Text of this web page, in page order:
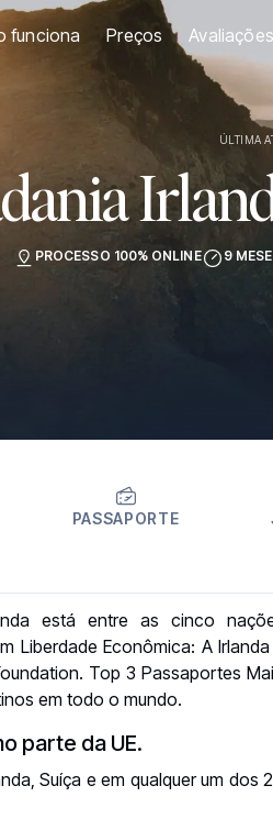
funciona Preços Avaliações
ÚLTIMA
PROCESSO 100% ONLINE 9
PASSAPORTE
está entre as cinco
Liberdade Econômica: A
Top 3 Passaportes
em todo o mundo.
parte da UE.
Suíça e em qualquer um dos